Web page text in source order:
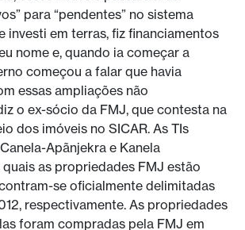
para “pendentes” no sistema
investi em terras, fiz financiamentos
nome e, quando ia começar a
começou a falar que havia
essas ampliações não
o ex-sócio da FMJ, que contesta na
dos imóveis no SICAR. As TIs
Apãnjekra e Kanela
as propriedades FMJ estão
se oficialmente delimitadas
respectivamente. As propriedades
foram compradas pela FMJ em